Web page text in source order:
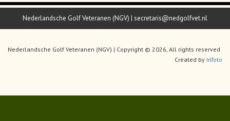
Nederlandsche Golf Veteranen (NGV) | secretaris@nedgolfvet.nl
Nederlandsche Golf Veteranen (NGV) | Copyright © 2026, All rights reserved
Created by InToto